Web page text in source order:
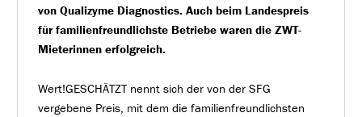
von Qualizyme Diagnostics. Auch beim Landespreis
für familienfreundlichste Betriebe waren die ZWT-
Mieterinnen erfolgreich.
Wert!GESCHÄTZT nennt sich der von der SFG
vergebene Preis, mit dem die familienfreundlichsten